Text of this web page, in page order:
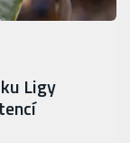
Ligy